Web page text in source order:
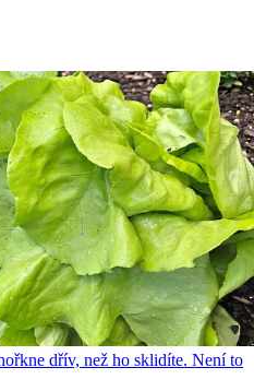
dřív, než ho sklidíte. Není to